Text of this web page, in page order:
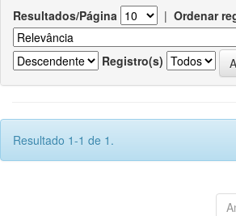
Resultados/Página | Ordenar
Registro(s)
Resultado 1-1 de 1.